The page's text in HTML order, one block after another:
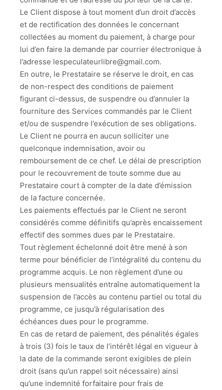
Le Client dispose à tout moment d’un droit d’accès
et de rectification des données le concernant
collectées au moment du paiement, à charge pour
lui d’en faire la demande par courrier électronique à
l’adresse lespeculateurlibre@gmail.com.
En outre, le Prestataire se réserve le droit, en cas
de non-respect des conditions de paiement
figurant ci-dessus, de suspendre ou d’annuler la
fourniture des Services commandés par le Client
et/ou de suspendre l’exécution de ses obligations.
Le Client ne pourra en aucun solliciter une
quelconque indemnisation, avoir ou
remboursement de ce chef. Le délai de prescription
pour le recouvrement de toute somme due au
Prestataire court à compter de la date d’émission
de la facture concernée.
Les paiements effectués par le Client ne seront
considérés comme définitifs qu’après encaissement
effectif des sommes dues par le Prestataire.
Tout règlement échelonné doit être mené à son
terme pour bénéficier de l’intégralité du contenu du
programme acquis. Le non règlement d’une ou
plusieurs mensualités entraîne automatiquement la
suspension de l’accès au contenu partiel ou total du
programme, ce jusqu’à régularisation des
échéances dues pour le programme.
En cas de retard de paiement, des pénalités égales
à trois (3) fois le taux de l’intérêt légal en vigueur à
la date de la commande seront exigibles de plein
droit (sans qu’un rappel soit nécessaire) ainsi
qu’une indemnité forfaitaire pour frais de